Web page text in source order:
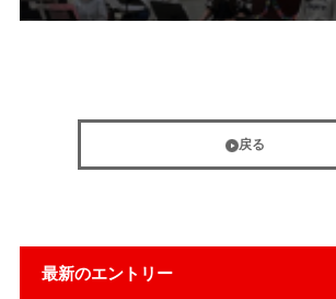
最新のエントリー
戻る